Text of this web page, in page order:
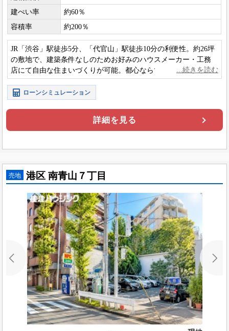
建ぺい率
約60％
容積率
約200％
JR「渋谷」駅徒歩5分、「代官山」駅徒歩10分の利便性。約26坪
の敷地で、建築条件なしのためお好みのハウスメーカー・工務
店にて自由な住まいづくりが可能。都心ならではの利便性と落
ち着いた住環境を兼ね備えた立地です。
ローンシミュレーション
詳細を見る
売地 港区 南青山７丁目